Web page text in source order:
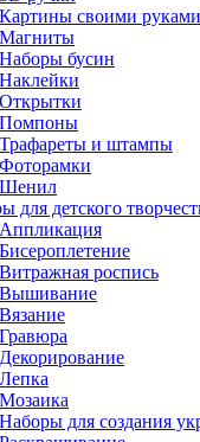
Картины своими руками
Магниты
Наборы бусин
Наклейки
Открытки
Помпоны
Трафареты и штампы
Фоторамки
Шенил
для детского
Аппликация
Бисероплетение
Витражная роспись
Вышивание
Вязание
Гравюра
Декорирование
Лепка
Мозаика
Наборы для создания